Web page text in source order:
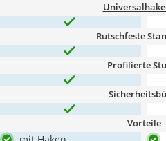
Rutschfeste
Profilierte
Vorteile